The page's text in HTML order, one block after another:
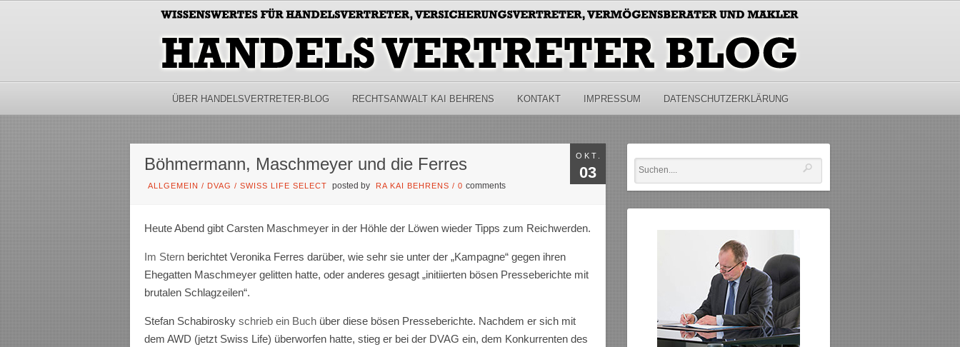
ÜBER HANDELSVERTRETER-BLOG RECHTSANWALT KAI BEHRENS KONTAKT IMPRESSUM DATENSCHUTZERKLÄRUNG
OKT.
03
Böhmermann, Maschmeyer und die Ferres
ALLGEMEIN / DVAG /SWISS LIFE SELECT posted by RA KAI BEHRENS /0comments
Heute Abend gibt Carsten Maschmeyer in der Höhle der Löwen wieder Tipps zum Reichwerden.
Im Stern berichtet Veronika Ferres darüber, wie sehr sie unter der „Kampagne“ gegen ihren
Ehegatten Maschmeyer gelitten hatte, oder anderes gesagt „initiierten bösen Presseberichte mit
brutalen Schlagzeilen“.
Stefan Schabiroskyschrieb ein Buch über diese bösen Presseberichte. Nachdem er sich mit
dem AWD (jetzt Swiss Life) überworfen hatte, stieg er bei der DVAG ein, dem Konkurrenten des